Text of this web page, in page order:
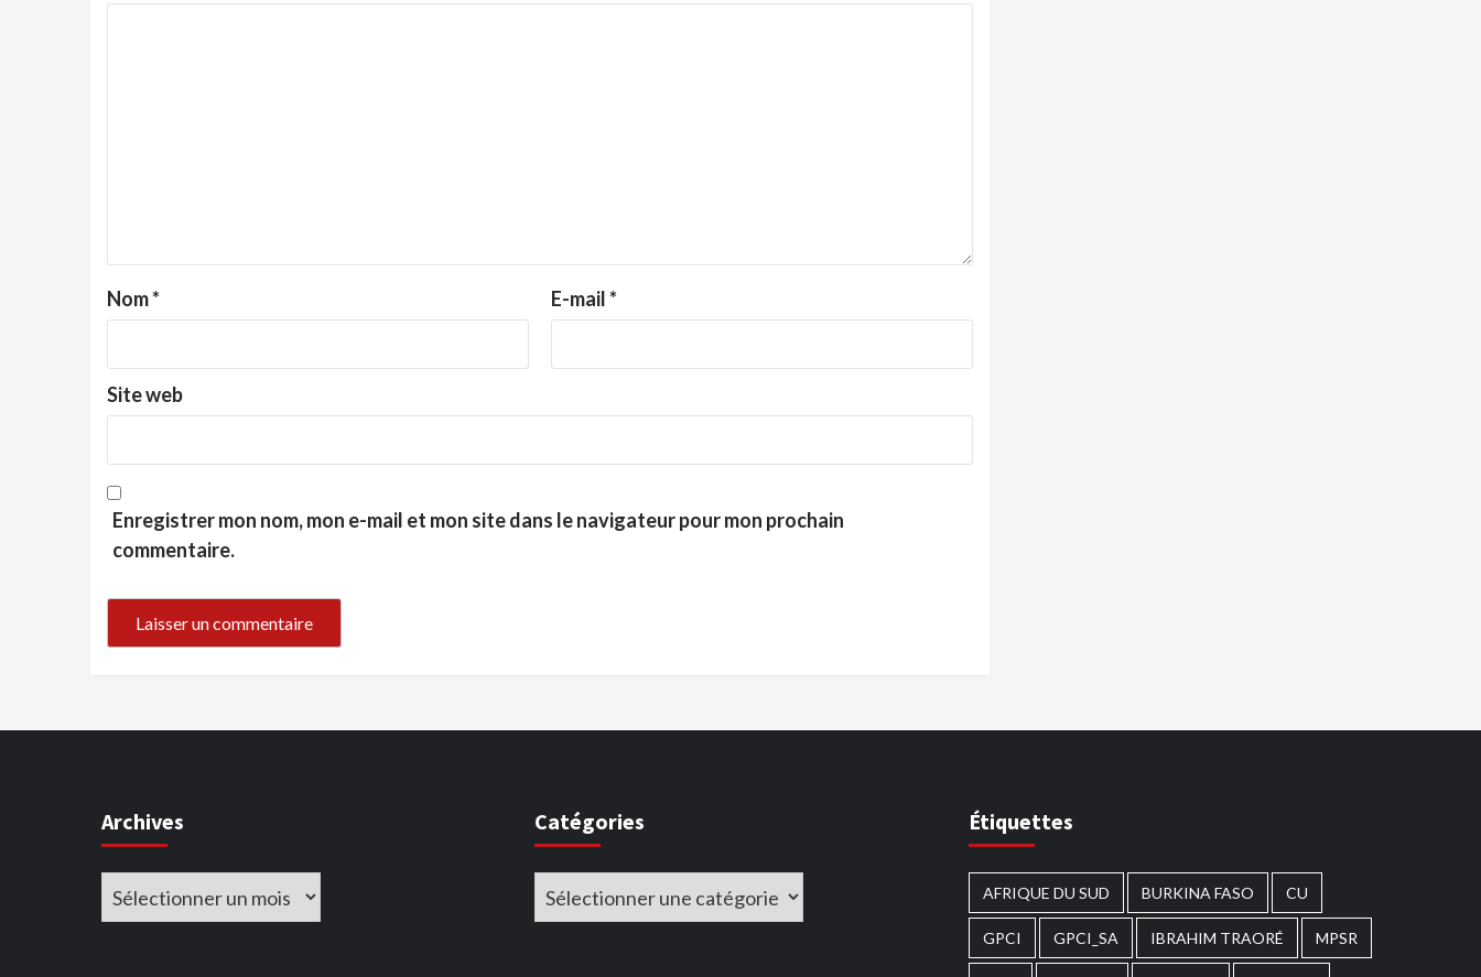
Nom* E-mail*
Site web
Enregistrer mon nom, mon e-mail et mon site dans le navigateur pour mon prochain
commentaire.
Archives
Archives
Catégories
Catégories
Étiquettes
AFRIQUE DU SUD BURKINA FASO CU
GPCI GPCI_SA IBRAHIM TRAORÉ MPSR